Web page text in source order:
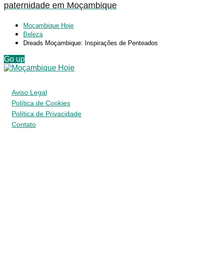
paternidade em Moçambique
Moçambique Hoje
Beleza
Dreads Moçambique: Inspirações de Penteados
Go up
Aviso Legal
Política de Cookies
Política de Privacidade
Contato